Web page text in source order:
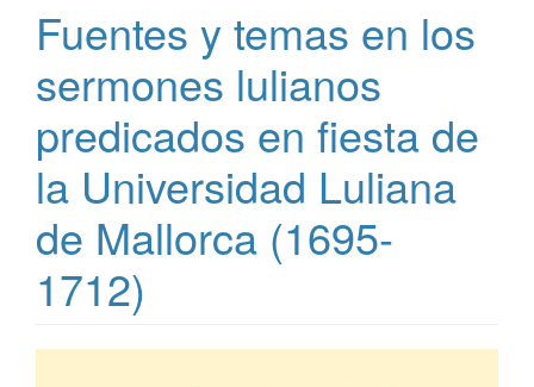
Fuentes y temas en los
sermones lulianos
predicados en fiesta de
la Universidad Luliana
de Mallorca (1695-
1712)